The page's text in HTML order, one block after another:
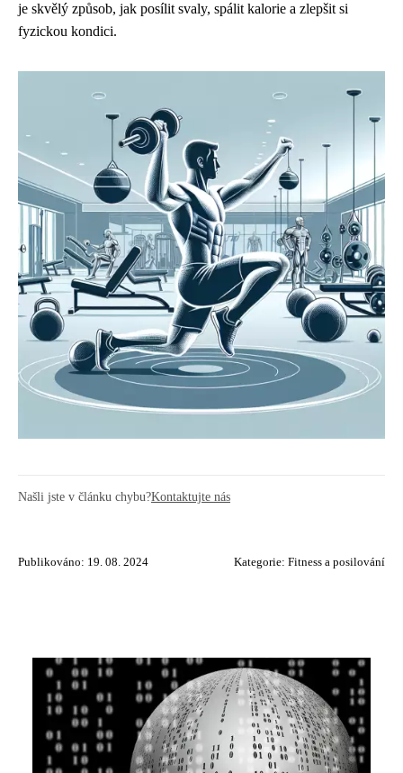
je skvělý způsob, jak posílit svaly, spálit kalorie a zlepšit si
fyzickou kondici.
Našli jste v článku chybu?Kontaktujte nás
Publikováno: 19. 08. 2024 Kategorie: Fitness a posilování